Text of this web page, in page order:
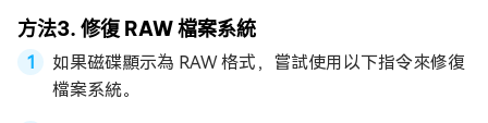
方法3. 修復 RAW 檔案系統
如果磁碟顯示為 RAW 格式，嘗試使用以下指令來修復
檔案系統。